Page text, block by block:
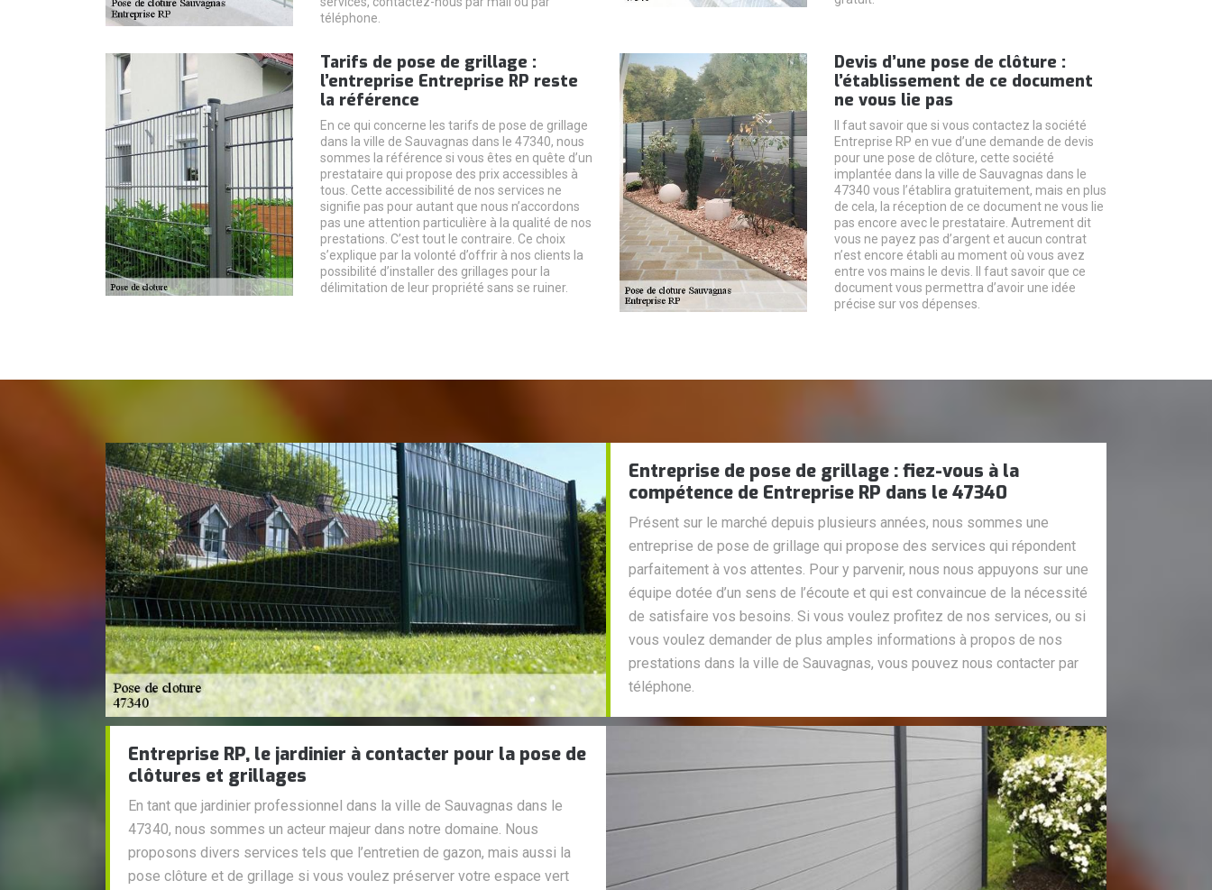
téléphone.
Tarifs de pose de grillage :
l’entreprise Entreprise RP reste
la référence
En ce qui concerne les tarifs de pose de grillage
dans la ville de Sauvagnas dans le 47340, nous
sommes la référence si vous êtes en quête d’un
prestataire qui propose des prix accessibles à
tous. Cette accessibilité de nos services ne
signifie pas pour autant que nous n’accordons
pas une attention particulière à la qualité de nos
prestations. C’est tout le contraire. Ce choix
s’explique par la volonté d’offrir à nos clients la
possibilité d’installer des grillages pour la
délimitation de leur propriété sans se ruiner.
Devis d’une pose de clôture :
l’établissement de ce document
ne vous lie pas
Il faut savoir que si vous contactez la société
Entreprise RP en vue d’une demande de devis
pour une pose de clôture, cette société
implantée dans la ville de Sauvagnas dans le
47340 vous l’établira gratuitement, mais en plus
de cela, la réception de ce document ne vous lie
pas encore avec le prestataire. Autrement dit
vous ne payez pas d’argent et aucun contrat
n’est encore établi au moment où vous avez
entre vos mains le devis. Il faut savoir que ce
document vous permettra d’avoir une idée
précise sur vos dépenses.
Entreprise de pose de grillage : fiez-vous à la
compétence de Entreprise RP dans le 47340
Présent sur le marché depuis plusieurs années, nous sommes une
entreprise de pose de grillage qui propose des services qui répondent
parfaitement à vos attentes. Pour y parvenir, nous nous appuyons sur une
équipe dotée d’un sens de l’écoute et qui est convaincue de la nécessité
de satisfaire vos besoins. Si vous voulez profitez de nos services, ou si
vous voulez demander de plus amples informations à propos de nos
prestations dans la ville de Sauvagnas, vous pouvez nous contacter par
téléphone.
Entreprise RP, le jardinier à contacter pour la pose de
clôtures et grillages
En tant que jardinier professionnel dans la ville de Sauvagnas dans le
47340, nous sommes un acteur majeur dans notre domaine. Nous
proposons divers services tels que l’entretien de gazon, mais aussi la
pose clôture et de grillage si vous voulez préserver votre espace vert